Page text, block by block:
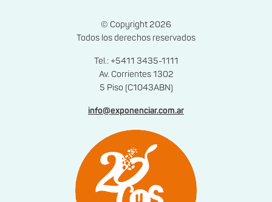
© Copyright 2026
Todos los derechos reservados
Tel.: +5411 3435-1111
Av. Corrientes 1302
5 Piso (C1043ABN)
info@exponenciar.com.ar